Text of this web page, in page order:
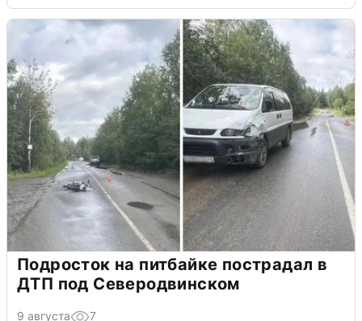
Подросток на питбайке пострадал в
ДТП под Северодвинском
9 августа 7